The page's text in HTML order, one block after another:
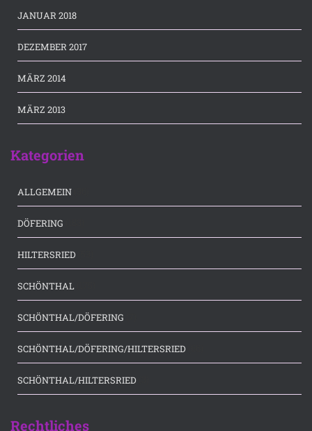
JANUAR 2018
DEZEMBER 2017
MÄRZ 2014
MÄRZ 2013
Kategorien
ALLGEMEIN
DÖFERING
HILTERSRIED
SCHÖNTHAL
SCHÖNTHAL/DÖFERING
SCHÖNTHAL/DÖFERING/HILTERSRIED
SCHÖNTHAL/HILTERSRIED
Rechtliches